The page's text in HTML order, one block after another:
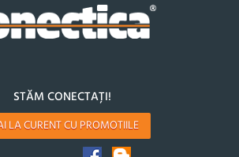
STĂM CONECTAȚI!
LA CURENT CU PROMOTIILE